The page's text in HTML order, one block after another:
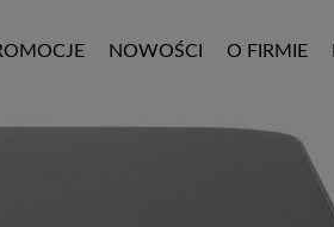
NOWOŚCI O FIRMIE